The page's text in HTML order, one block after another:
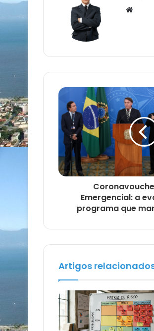
Emergencial: a
programa que
Artigos